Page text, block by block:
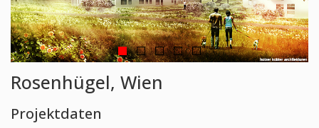
Rosenhügel, Wien
Projektdaten